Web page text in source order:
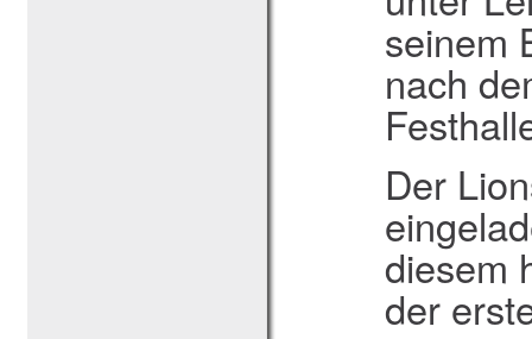
seinem
nach
Der
diesem
der